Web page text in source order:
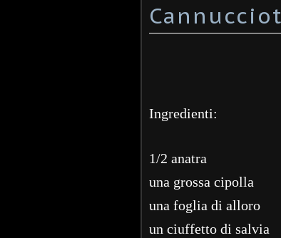
Ingredienti:
1/2 anatra
una grossa cipolla
una foglia di alloro
un ciuffetto di salvia